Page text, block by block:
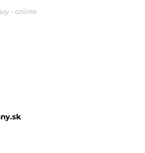
- online